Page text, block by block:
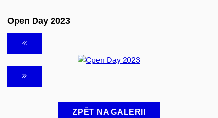
Open Day 2023
ZPĚT NA GALERII